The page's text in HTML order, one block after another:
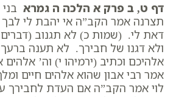
דף ט, ב פרק א הלכה ה גמרא
תצרנה אמר הקב”ה אי יהבת לי לבך
דאת לי. (שמות כ) לא תגנוב
ולא דגנו של חבירך. לא תענה
אלהיכם וכתיב (ירמיהו י) וה’
אמר רבי אבון שהוא אלהים חיים
לוי אמר הקב”ה אם העדת לחבירך